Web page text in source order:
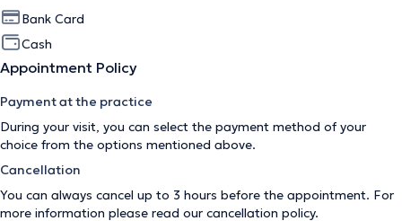
Bank Card
Cash
Appointment Policy
Payment at the practice
During your visit, you can select the payment method of your
choice from the options mentioned above.
Cancellation
You can always cancel up to 3 hours before the appointment. For
more information please read our cancellation policy.